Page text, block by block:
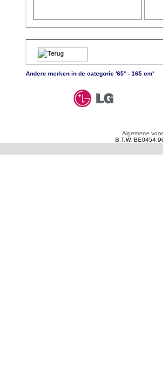
Andere merken in de categorie '65'' - 165 cm'
Algemene
B.T.W.